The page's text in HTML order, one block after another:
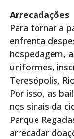
Arrecadações
Para tornar a
enfrenta
hospedagem,
uniformes,
Teresópolis,
Por isso, as
nos sinais da
Parque
arrecadar